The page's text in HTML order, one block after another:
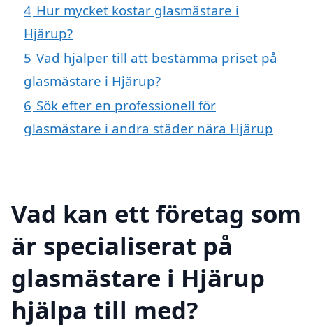
4 Hur mycket kostar glasmästare i
Hjärup?
5 Vad hjälper till att bestämma priset på
glasmästare i Hjärup?
6 Sök efter en professionell för
glasmästare i andra städer nära Hjärup
Vad kan ett företag som
är specialiserat på
glasmästare i Hjärup
hjälpa till med?